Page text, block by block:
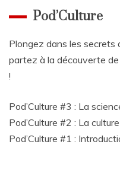
Pod’Culture
Plongez dans les
partez à la découverte
!
Pod’Culture #3 : La
Pod’Culture #2 : La
Pod’Culture #1 :